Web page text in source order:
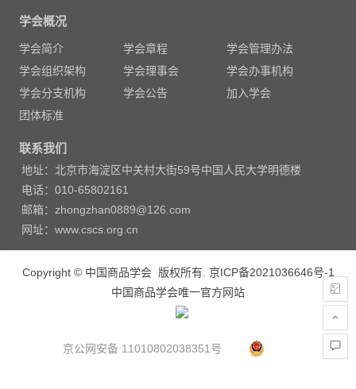
学会概况
学会简介 学会章程
学会管理办法
学会组织架构
学会理事会
学会办事机构
学会分支机构
学会公告
加入学会
团体标准
联系我们
地址：北京市海淀区中关村大街59号中国人民大学明德楼
电话：010-65802161
邮箱：zhongzhan0889@126.com
网址：www.cscs.org.cn
Copyright © 中国商品学会 版权所有. 京ICP备2021036646号-1
中国商品学会唯一官方网站
京公网安备 11010802038351号